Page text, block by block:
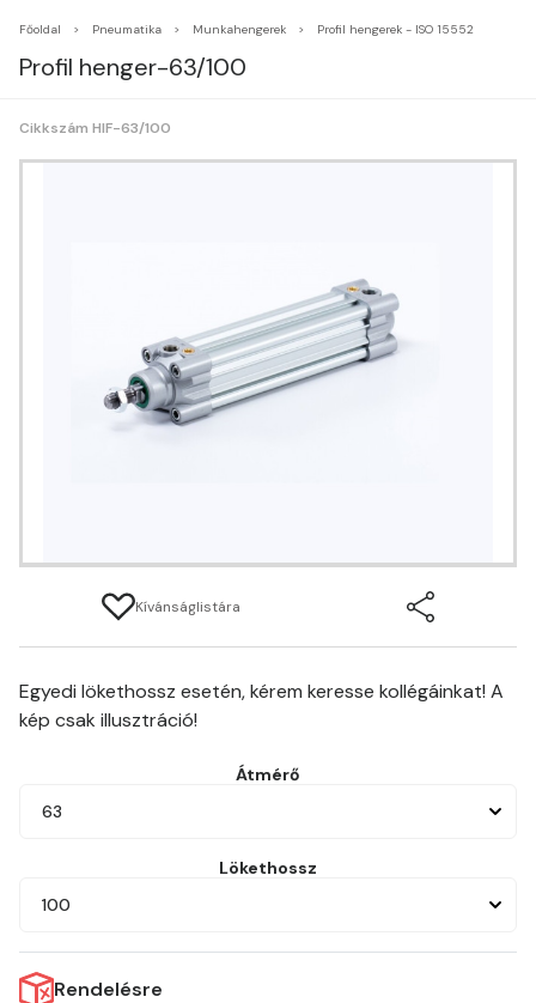
Főoldal Pneumatika Munkahengerek Profil hengerek - ISO 15552
Profil henger-63/100
Cikkszám HIF-63/100
Kívánságlistára
Egyedi lökethossz esetén, kérem keresse kollégáinkat! A
kép csak illusztráció!
Átmérő
63
Lökethossz
100
Rendelésre